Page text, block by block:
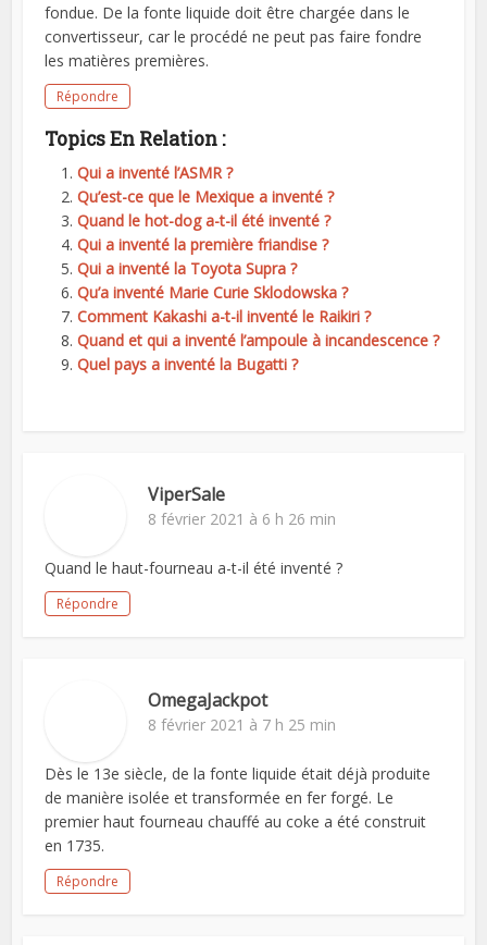
fondue. De la fonte liquide doit être chargée dans le
convertisseur, car le procédé ne peut pas faire fondre
les matières premières.
Répondre
Topics En Relation :
Qui a inventé l’ASMR ?
Qu’est-ce que le Mexique a inventé ?
Quand le hot-dog a-t-il été inventé ?
Qui a inventé la première friandise ?
Qui a inventé la Toyota Supra ?
Qu’a inventé Marie Curie Sklodowska ?
Comment Kakashi a-t-il inventé le Raikiri ?
Quand et qui a inventé l’ampoule à incandescence ?
Quel pays a inventé la Bugatti ?
ViperSale
8 février 2021 à 6 h 26 min
Quand le haut-fourneau a-t-il été inventé ?
Répondre
OmegaJackpot
8 février 2021 à 7 h 25 min
Dès le 13e siècle, de la fonte liquide était déjà produite
de manière isolée et transformée en fer forgé. Le
premier haut fourneau chauffé au coke a été construit
en 1735.
Répondre